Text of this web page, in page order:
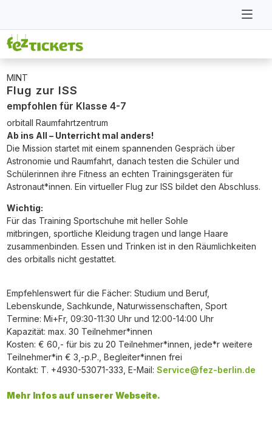
MINT
Flug zur ISS
empfohlen für Klasse 4-7
orbitall Raumfahrtzentrum
Ab ins All – Unterricht mal anders!
Die Mission startet mit einem spannenden Gespräch über
Astronomie und Raumfahrt, danach testen die Schüler und
Schülerinnen ihre Fitness an echten Trainingsgeräten für
Astronaut*innen. Ein virtueller Flug zur ISS bildet den Abschluss.
Wichtig:
Für das Training Sportschuhe mit heller Sohle
mitbringen, sportliche Kleidung tragen und lange Haare
zusammenbinden. Essen und Trinken ist in den Räumlichkeiten
des orbitalls nicht gestattet.
Empfehlenswert für die Fächer: Studium und Beruf,
Lebenskunde, Sachkunde, Naturwissenschaften, Sport
Termine: Mi+Fr, 09:30-11:30 Uhr und 12:00-14:00 Uhr
Kapazität: max. 30 Teilnehmer*innen
Kosten: € 60,- für bis zu 20 Teilnehmer*innen, jede*r weitere
Teilnehmer*in € 3,-p.P., Begleiter*innen frei
Kontakt: T. +4930-53071-333, E-Mail: Service@fez-berlin.de
Mehr Infos auf unserer Webseite.